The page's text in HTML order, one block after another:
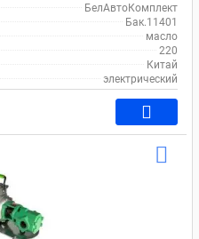
БелАвтоКомплект
Бак.11401
масло
220
Китай
электрический